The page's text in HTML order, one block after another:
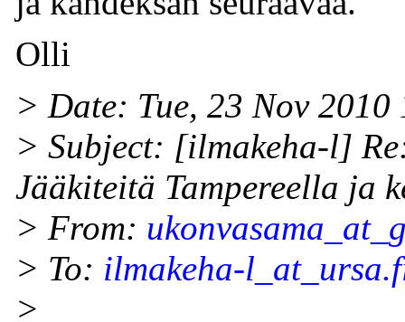
Olli
> Date: Tue, 23 Nov
> Subject: [ilmakeha-l]
Jääkiteitä Tampereella ja
> From:
> To: ilmakeha-
>